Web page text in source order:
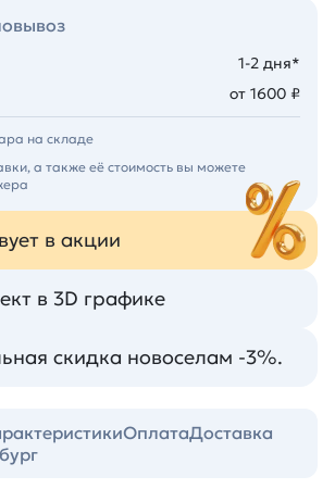
1-2 дня*
от 1600 ₽
на складе
а также её стоимость вы можете
в акции
в 3D графике
скидка новоселам -3%.
ОплатаДоставка